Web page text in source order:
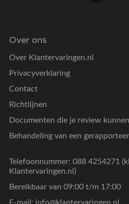
Over ons
Over Klantervaringen.nl
Privacyverklaring
Contact
Richtlijnen
Documenten die je review
Behandeling van een
Telefoonnummer: 088 4254271
Klantervaringen.nl)
Bereikbaar van 09:00 t/m 17:00